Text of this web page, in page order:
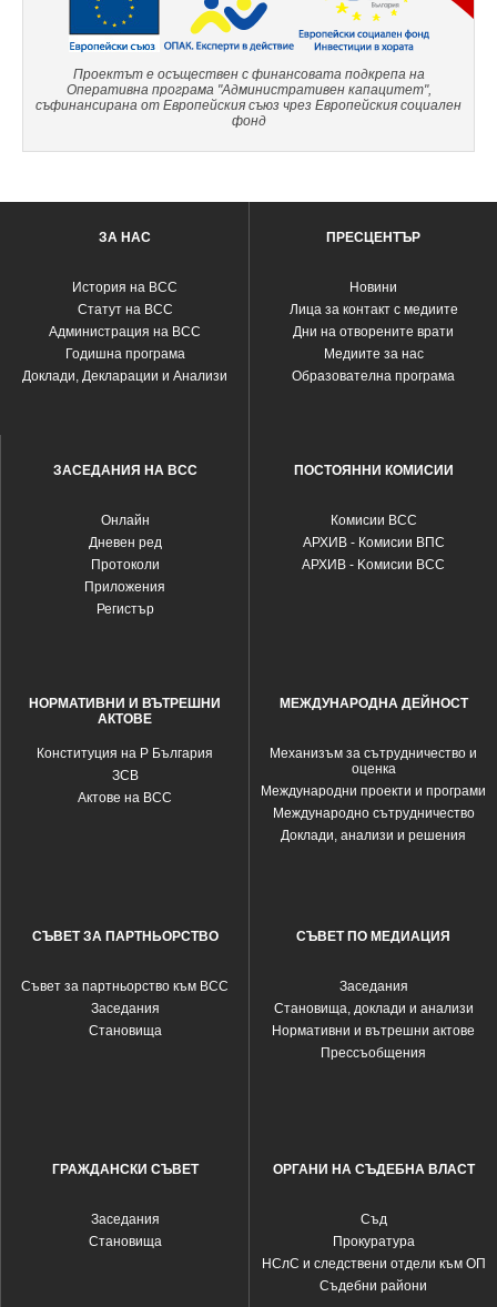
Проектът е осъществен с финансовата подкрепа на
Оперативна програма "Административен капацитет",
съфинансирана от Европейския съюз чрез Европейския социален
фонд
ЗА НАС
История на ВСС
Статут на ВСС
Администрация на ВСС
Годишна програма
Доклади, Декларации и Анализи
ПРЕСЦЕНТЪР
Новини
Лица за контакт с медиите
Дни на отворените врати
Медиите за нас
Образователна програма
ЗАСЕДАНИЯ НА ВСС
Oнлайн
Дневен ред
Протоколи
Приложения
Регистър
ПОСТОЯННИ КОМИСИИ
Комисии ВСС
АРХИВ - Комисии ВПС
АРХИВ - Kомисии ВСС
НОРМАТИВНИ И ВЪТРЕШНИ
АКТОВЕ
Конституция на Р България
ЗСВ
Актове на ВСС
МЕЖДУНАРОДНА ДЕЙНОСТ
Механизъм за сътрудничество и
оценка
Международни проекти и програми
Международно сътрудничество
Доклади, анализи и решения
СЪВЕТ ЗА ПАРТНЬОРСТВО
Съвет за партньорство към ВСС
Заседания
Становища
СЪВЕТ ПО МЕДИАЦИЯ
Заседания
Становища, доклади и анализи
Нормативни и вътрешни актове
Прессъобщения
ГРАЖДАНСКИ СЪВЕТ
Заседания
Становища
ОРГАНИ НА СЪДЕБНА ВЛАСТ
Съд
Прокуратура
НСлС и следствени отдели към ОП
Съдебни райони